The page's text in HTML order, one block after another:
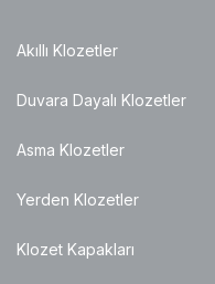
Akıllı Klozetler
Duvara Dayalı Klozetler
Asma Klozetler
Yerden Klozetler
Klozet Kapakları